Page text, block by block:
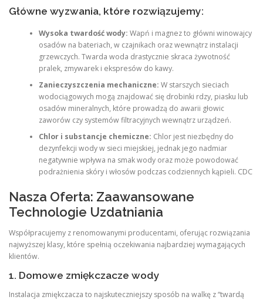
Główne wyzwania, które rozwiązujemy:
Wysoka twardość wody: Wapń i magnez to główni winowajcy
osadów na bateriach, w czajnikach oraz wewnątrz instalacji
grzewczych. Twarda woda drastycznie skraca żywotność
pralek, zmywarek i ekspresów do kawy.
Zanieczyszczenia mechaniczne: W starszych sieciach
wodociągowych mogą znajdować się drobinki rdzy, piasku lub
osadów mineralnych, które prowadzą do awarii głowic
zaworów czy systemów filtracyjnych wewnątrz urządzeń.
Chlor i substancje chemiczne: Chlor jest niezbędny do
dezynfekcji wody w sieci miejskiej, jednak jego nadmiar
negatywnie wpływa na smak wody oraz może powodować
podrażnienia skóry i włosów podczas codziennych kąpieli. CDC
Nasza Oferta: Zaawansowane
Technologie Uzdatniania
Współpracujemy z renomowanymi producentami, oferując rozwiązania
najwyższej klasy, które spełnią oczekiwania najbardziej wymagających
klientów.
1. Domowe zmiękczacze wody
Instalacja zmiękczacza to najskuteczniejszy sposób na walkę z “twardą